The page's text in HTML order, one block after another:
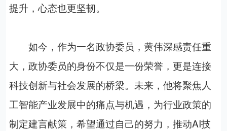
提升，心态也更坚韧。
如今，作为一名政协委员，黄伟深感责任重
大，政协委员的身份不仅是一份荣誉，更是连接
科技创新与社会发展的桥梁。未来，他将聚焦人
工智能产业发展中的痛点与机遇，为行业政策的
制定建言献策，希望通过自己的努力，推动AI技